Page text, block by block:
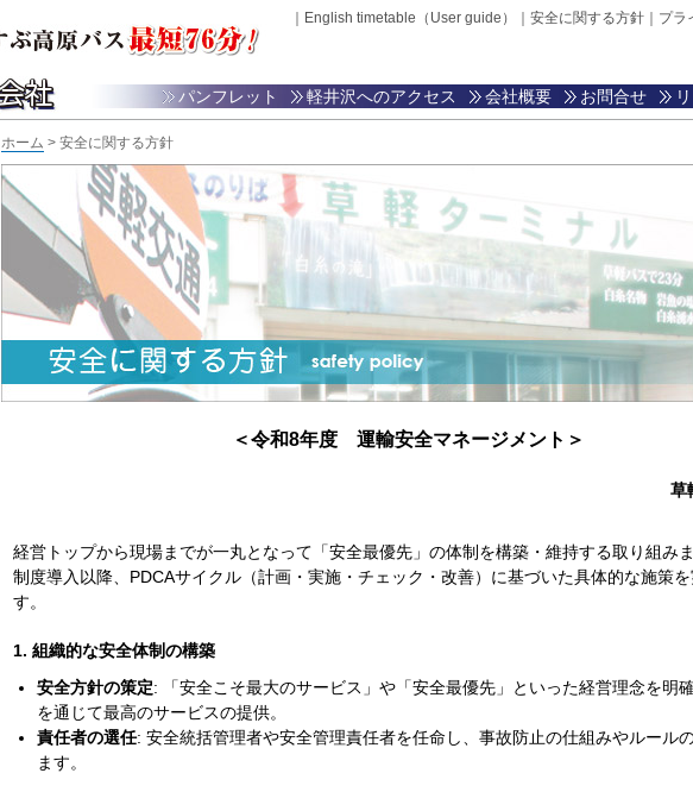
English timetable（User guide） 安全に関する方針 プラ
お問合せ
会社概要
軽井沢へのアクセス
パンフレット
ホーム > 安全に関する方針
＜令和8年度 運輸安全マネージメント＞
草
経営トップから現場までが一丸となって「安全最優先」の体制を構築・維持する取り組み
制度導入以降、PDCAサイクル（計画・実施・チェック・改善）に基づいた具体的な施策を
す。
1. 組織的な安全体制の構築
安全方針の策定: 「安全こそ最大のサービス」や「安全最優先」といった経営理念を明
を通じて最高のサービスの提供。
責任者の選任: 安全統括管理者や安全管理責任者を任命し、事故防止の仕組みやルール
ます。